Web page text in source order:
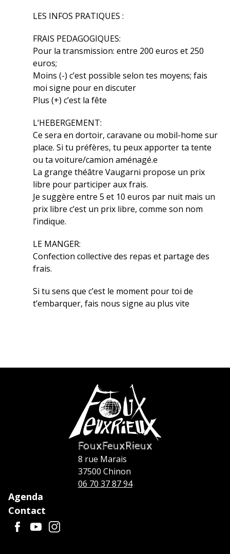
LES INFOS PRATIQUES :
FRAIS PEDAGOGIQUES:
Pour la transmission: entre 200 euros et 250
euros;
Moins (-) c’est possible selon tes moyens; fais
moi signe pour en discuter
Plus (+) c’est la fête
L’HEBERGEMENT:
Ce sera en dortoir, caravane ou mobil-home sur
place. Si tu préfères, tu peux apporter ta tente
ou ta voiture/camion aménagé.e
La grange théâtre Vaugarni propose un prix
libre pour participer aux frais.
Je suggère entre 5 et 10 euros par nuit mais un
prix libre c’est un prix libre, comme son nom
l’indique.
LE MANGER:
Confection collective des repas et partage des
frais.
Si tu sens que c’est le moment pour toi de
t’embarquer, fais nous signe au plus vite
FouxFeuxRieux
8 rue Marais
37500 Chinon
06 70 37 87 94
Agenda
Contact
F
Y
I